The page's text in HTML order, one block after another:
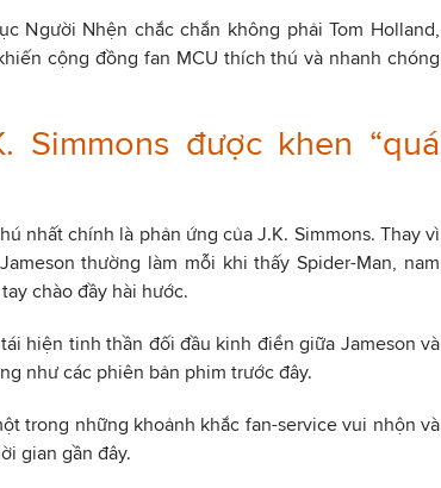
Người Nhện chắc chắn không phải Tom Holland,
cộng đồng fan MCU thích thú và nhanh chóng
Simmons được khen “quá
nhất chính là phản ứng của J.K. Simmons. Thay vì
thường làm mỗi khi thấy Spider-Man, nam
chào đầy hài hước.
hiện tinh thần đối đầu kinh điển giữa Jameson và
như các phiên bản phim trước đây.
trong những khoảnh khắc fan-service vui nhộn và
gian gần đây.